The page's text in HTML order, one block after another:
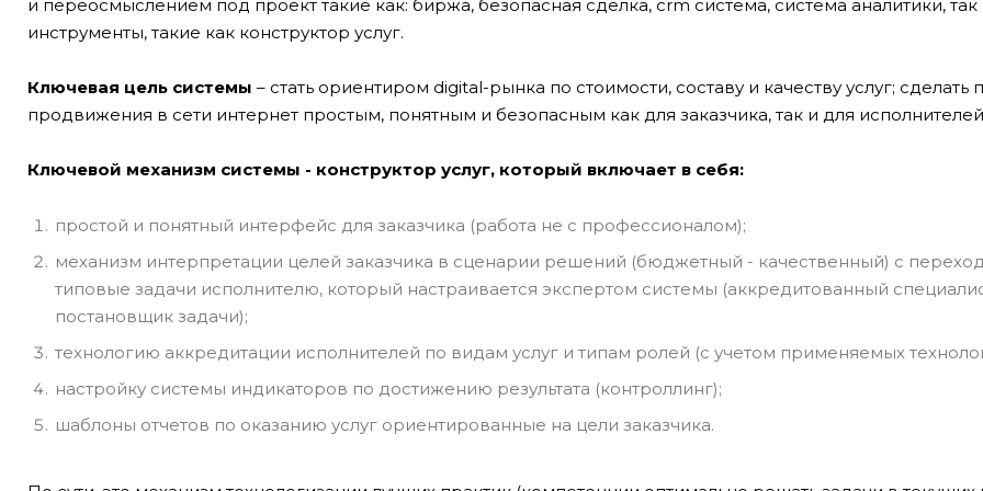
и переосмыслением под проект такие как: биржа, безопасная сделка, crm система, система аналитики,
инструменты, такие как конструктор услуг.
Ключевая цель системы – стать ориентиром digital-рынка по стоимости, составу и качеству услуг; сделать
продвижения в сети интернет простым, понятным и безопасным как для заказчика, так и для
Ключевой механизм системы - конструктор услуг, который включает в себя:
простой и понятный интерфейс для заказчика (работа не с профессионалом);
механизм интерпретации целей заказчика в сценарии решений (бюджетный - качественный) с
типовые задачи исполнителю, который настраивается экспертом системы (аккредитованный
постановщик задачи);
технологию аккредитации исполнителей по видам услуг и типам ролей (с учетом применяемых
настройку системы индикаторов по достижению результата (контроллинг);
шаблоны отчетов по оказанию услуг ориентированные на цели заказчика.